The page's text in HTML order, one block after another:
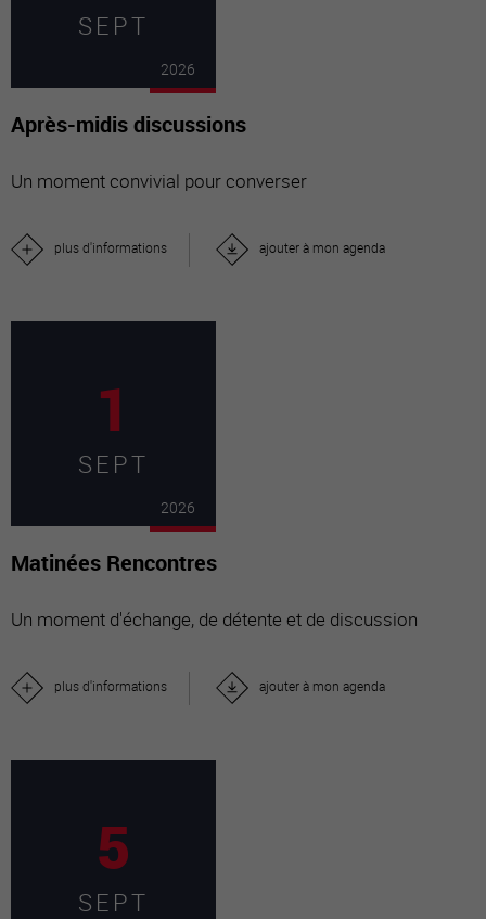
SEPT
2026
Après-midis discussions
Un moment convivial pour converser
plus d'informations ajouter à mon agenda
1
SEPT
2026
Matinées Rencontres
Un moment d'échange, de détente et de discussion
plus d'informations ajouter à mon agenda
5
SEPT